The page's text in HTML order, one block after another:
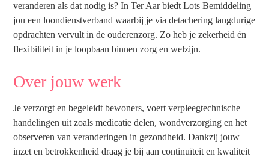
veranderen als dat nodig is? In Ter Aar biedt Lots Bemiddeling
jou een loondienstverband waarbij je via detachering langdurige
opdrachten vervult in de ouderenzorg. Zo heb je zekerheid én
flexibiliteit in je loopbaan binnen zorg en welzijn.
Over jouw werk
Je verzorgt en begeleidt bewoners, voert verpleegtechnische
handelingen uit zoals medicatie delen, wondverzorging en het
observeren van veranderingen in gezondheid. Dankzij jouw
inzet en betrokkenheid draag je bij aan continuïteit en kwaliteit